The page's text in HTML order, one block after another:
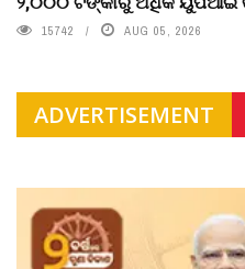
15742 AUG 05, 2026
ADVERTISEMENT